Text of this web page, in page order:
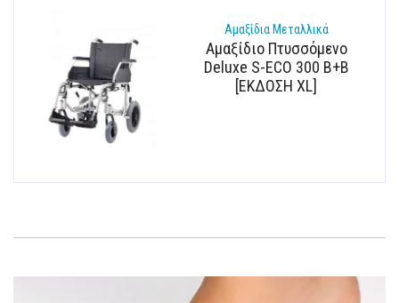
Αμαξίδια Μεταλλικά
Αμαξίδιο Πτυσσόμενο
Deluxe S-ECO 300 B+B
[ΕΚΔΟΣΗ XL]